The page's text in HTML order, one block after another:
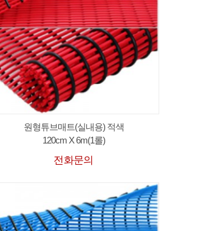
원형튜브매트(실내용) 적색
120cm X 6m(1롤)
전화문의